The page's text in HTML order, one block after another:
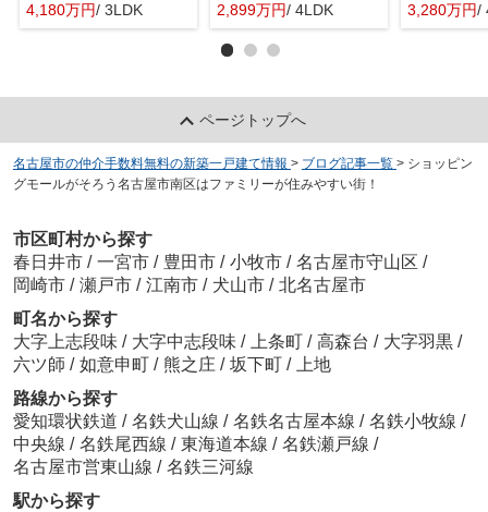
4,180万円/ 3LDK
2,899万円/ 4LDK 3,280万円/
ページトップへ
名古屋市の仲介手数料無料の新築一戸建て情報 > ブログ記事一覧 > ショッピン
グモールがそろう名古屋市南区はファミリーが住みやすい街！
市区町村から探す
春日井市 / 一宮市 / 豊田市 / 小牧市 / 名古屋市守山区 /
岡崎市 / 瀬戸市 / 江南市 / 犬山市 / 北名古屋市
町名から探す
大字上志段味 / 大字中志段味 / 上条町 / 高森台 / 大字羽黒 /
六ツ師 / 如意申町 / 熊之庄 / 坂下町 /
上地
路線から探す
愛知環状鉄道 / 名鉄犬山線 / 名鉄名古屋本線 / 名鉄小牧線 /
中央線 / 名鉄尾西線 / 東海道本線 / 名鉄瀬戸線 /
名古屋市営東山線 / 名鉄三河線
駅から探す